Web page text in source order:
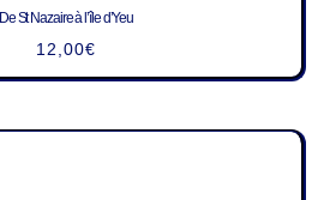
De St Nazaire à l’île d’Yeu
12,00€